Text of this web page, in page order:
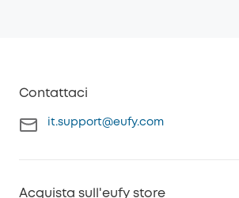
Contattaci
it.support@eufy.com
Acquista sull'eufy store